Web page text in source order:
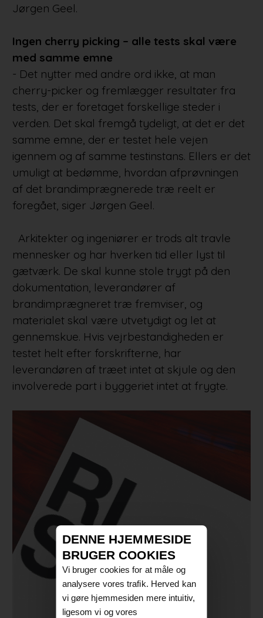
Jørgen Geel.
Ingen cherry picking – alle tests skal være
med samme emne
- Det nytter med andre ord ikke, at man
cherry-picker og fremlægger resultater fra
tests, der er foretaget forskellige steder i
verden. Det skal fremgå tydeligt, at det er det
samme emne, der er testet hele vejen
igennem og af samme testinstans. Ellers er det
umuligt at bedømme, hvordan afprøvningen
af det brandimprægnerede træ reelt er
foregået, siger Jørgen Geel.
Arkitekter og ingeniører er trods alt travle
mennesker og har hverken tid eller lyst til
gætværk. De skal kunne stole trygt på den
dokumentation, leverandører af
brandimprægneret træ fremviser, og
materialet skal være utvetydigt og let at
gennemskue. Hvis vejrbestandigheden er
testet helt efter forskrifterne, har
leverandøren af træet intet at skjule og den
involverede part i byggeriet intet at frygte.
DENNE HJEMMESIDE
BRUGER COOKIES
Vi bruger cookies for at måle og
analysere vores trafik. Herved kan
vi gøre hjemmesiden mere intuitiv,
ligesom vi og vores